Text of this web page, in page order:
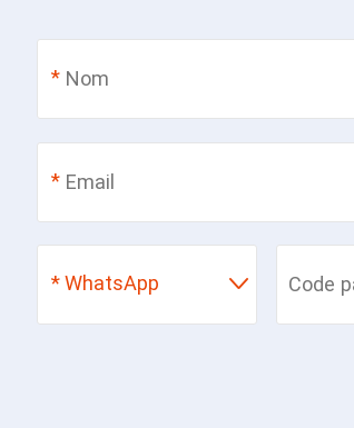
*
*
* WhatsApp